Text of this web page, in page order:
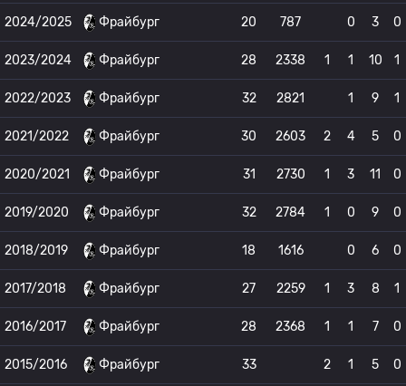
2024/2025 Фрайбург 20 787 0 3 0
2023/2024 Фрайбург 28 2338 1 1 10 1
2022/2023 Фрайбург 32 2821 1 9 1
2021/2022 Фрайбург 30 2603 2 4 5 0
2020/2021 Фрайбург 31 2730 1 3 11 0
2019/2020 Фрайбург 32 2784 1 0 9 0
2018/2019 Фрайбург 18 1616 0 6 0
2017/2018 Фрайбург 27 2259 1 3 8 1
2016/2017 Фрайбург 28 2368 1 1 7 0
2015/2016 Фрайбург 33 2 1 5 0